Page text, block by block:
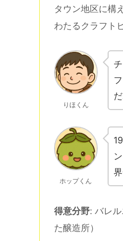
タウン地区に構
わたるクラフト
りほくん
だ
ホップくん
得意分野: バレ
た醸造所）